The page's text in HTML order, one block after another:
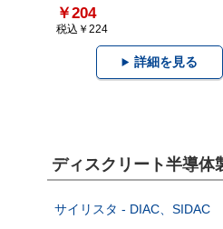
￥204
税込￥224
詳細を見る
ディスクリート半導体
サイリスタ - DIAC、SIDAC